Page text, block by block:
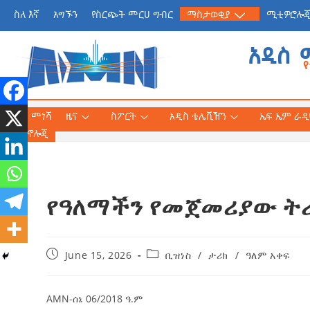
ስለ እኛ አግኙን የስርጭት መርሀ ግብር ማስታወቂያ ሚቲዎሮሎጂ
አዲስ
መነሻ ዜና ስፖርት አዲስ ቴሌቪዥን
የጠቅላይ ሚኒስትር ዐቢይ
«መደመር» መጽሐፍ
AmnAdmin
ኤፍ ኤም
ቴክኖሎጂ
የዓለማችን የመጀመሪያው
June 15, 2026 ቢዝነስ / ታሪክ / ዓለም አቀፍ
AMN-ሰኔ 06/2018 ዓ.ም